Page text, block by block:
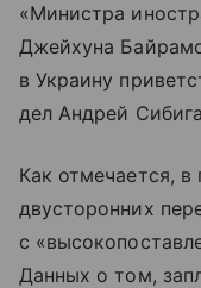
«Министра
Джейхуна
в Украину
дел Андрей
Как отмечается,
двусторонних
с
Данных о том,